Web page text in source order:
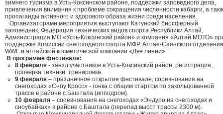
зимнего туризма в Усть-Коксинском районе, поддержки заповедного дела,
привлечения внимания к проблеме сокращения численности кабарги, а
пропаганды активного и здорового образа жизни среди населения.
Организаторами мероприятия выступают Катунский биосферный
заповедник, Федерация технических видов спорта Республики Алтай,
Администрация МО «Усть-Коксинский район» и компания «Алтай МОТО»
поддержке Комиссии снегоходного спорта МФР, Алтае-Саянского отделения
WWF и алтайской косметической компании «Две линии».
В программе фестиваля:
8 февраля - заезд участников в Усть-Коксинский район, регистрация,
проверка техники, тренировка.
9 февраля – праздничное открытие фестиваля, соревнования на
снегоходах «Сноу Кросс» - гонка с общим стартом по закольцованной
трассе в районе с.Баштала (ипподром).
10 февраля – соревнования на снегоходах «Эндуро на снегоходах и
сноубайках» в районе с.Баштала (перепад высот трассы 2300 м).